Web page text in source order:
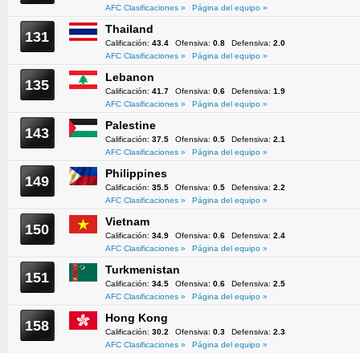
AFC Clasificaciones »
Página del equipo »
131 Thailand
Calificación: 43.4 Ofensiva: 0.8 Defensiva: 2.0
AFC Clasificaciones »
Página del equipo »
135 Lebanon
Calificación: 41.7 Ofensiva: 0.6 Defensiva: 1.9
AFC Clasificaciones »
Página del equipo »
143 Palestine
Calificación: 37.5 Ofensiva: 0.5 Defensiva: 2.1
AFC Clasificaciones »
Página del equipo »
149 Philippines
Calificación: 35.5 Ofensiva: 0.5 Defensiva: 2.2
AFC Clasificaciones »
Página del equipo »
150 Vietnam
Calificación: 34.9 Ofensiva: 0.6 Defensiva: 2.4
AFC Clasificaciones »
Página del equipo »
151 Turkmenistan
Calificación: 34.5 Ofensiva: 0.6 Defensiva: 2.5
AFC Clasificaciones »
Página del equipo »
158 Hong Kong
Calificación: 30.2 Ofensiva: 0.3 Defensiva: 2.3
AFC Clasificaciones »
Página del equipo »